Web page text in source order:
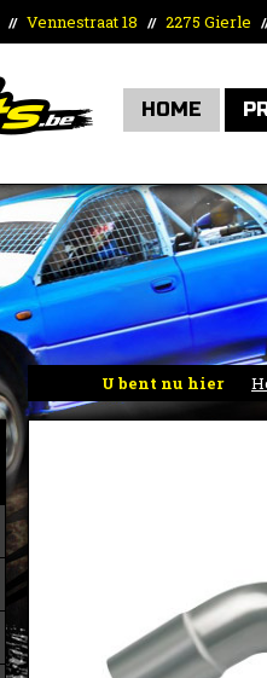
// Vennestraat 18 // 2275 Gierle
HOME
U bent nu hier